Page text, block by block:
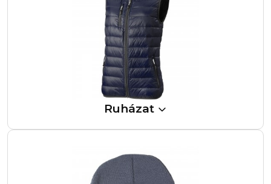
Ruházat